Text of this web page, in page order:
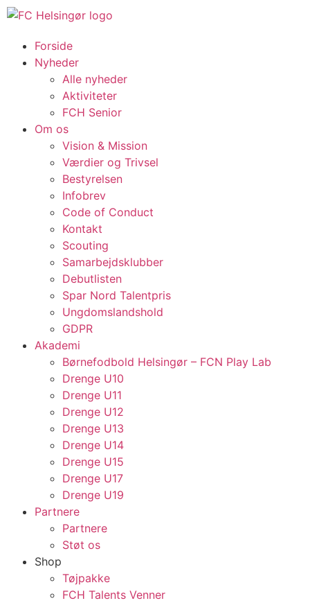
Forside
Nyheder
Alle nyheder
Aktiviteter
FCH Senior
Om os
Vision & Mission
Værdier og Trivsel
Bestyrelsen
Infobrev
Code of Conduct
Kontakt
Scouting
Samarbejdsklubber
Debutlisten
Spar Nord Talentpris
Ungdomslandshold
GDPR
Akademi
Børnefodbold Helsingør – FCN Play Lab
Drenge U10
Drenge U11
Drenge U12
Drenge U13
Drenge U14
Drenge U15
Drenge U17
Drenge U19
Partnere
Partnere
Støt os
Shop
Tøjpakke
FCH Talents Venner